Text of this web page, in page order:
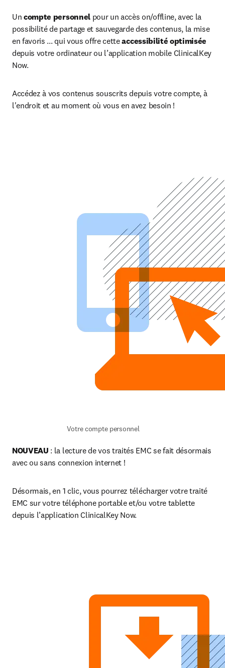
Un compte personnel pour un accès on/offline, avec la
possibilité de partage et sauvegarde des contenus, la mise
en favoris ... qui vous offre cette accessibilité optimisée
depuis votre ordinateur ou l’application mobile ClinicalKey
Now.
Accédez à vos contenus souscrits depuis votre compte, à
l'endroit et au moment où vous en avez besoin !
Votre compte personnel
NOUVEAU : la lecture de vos traités EMC se fait désormais
avec ou sans connexion internet !
Désormais, en 1 clic, vous pourrez télécharger votre traité
EMC sur votre téléphone portable et/ou votre tablette
depuis l’application ClinicalKey Now.